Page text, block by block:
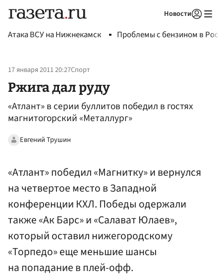
Новости
Атака ВСУ на Нижнекамск Проблемы с бензином в
17 января 2011 20:27Спорт
Ржига дал руду
«Атлант» в серии буллитов победил в гостях
магнитогорский «Металлург»
Евгений Трушин
«Атлант» победил «Магнитку» и вернулся
на четвертое место в Западной
конференции КХЛ. Победы одержали
также «Ак Барс» и «Салават Юлаев»,
который оставил нижегородскому
«Торпедо» еще меньшие шансы
на попадание в плей-офф.